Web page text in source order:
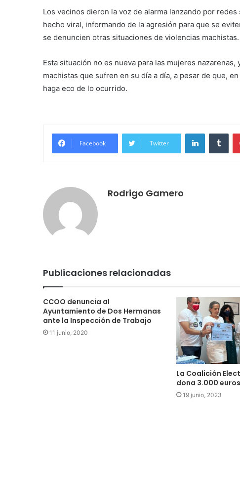
Los vecinos dieron la voz de alarma lanzando por
hecho viral, informando de la agresión para que se
se denuncien otras situaciones de violencias machistas.
Esta situación no es nueva para las mujeres
machistas que sufren en su día a día, a pesar de que,
haga eco de lo ocurrido.
Facebook Twitter
Rodrigo Gamero
Publicaciones relacionadas
CCOO denuncia al
Ayuntamiento de Dos Hermanas
ante la Inspección de Trabajo
11 junio, 2020
La Coalición
dona 3.000 euros
19 junio, 2023